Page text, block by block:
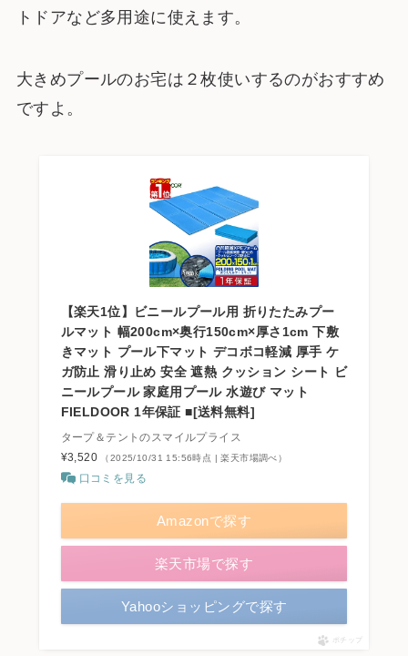
トドアなど多用途に使えます。
大きめプールのお宅は２枚使いするのがおすすめ
ですよ。
【楽天1位】ビニールプール用 折りたたみプー
ルマット 幅200cm×奥行150cm×厚さ1cm 下敷
きマット プール下マット デコボコ軽減 厚手 ケ
ガ防止 滑り止め 安全 遮熱 クッション シート ビ
ニールプール 家庭用プール 水遊び マット
FIELDOOR 1年保証 ■[送料無料]
タープ＆テントのスマイルプライス
¥3,520
（2025/10/31 15:56時点 | 楽天市場調べ）
口コミを見る
Amazonで探す
楽天市場で探す
Yahooショッピングで探す
ポチップ